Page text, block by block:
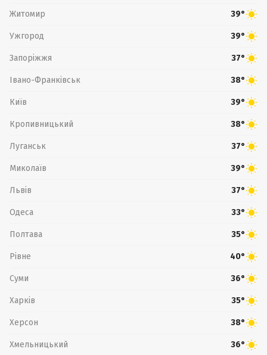
Житомир 39°
Ужгород 39°
Запоріжжя 37°
Івано-Франківськ 38°
Київ 39°
Кропивницький 38°
Луганськ 37°
Миколаїв 39°
Львів 37°
Одеса 33°
Полтава 35°
Рівне 40°
Суми 36°
Харків 35°
Херсон 38°
Хмельницький 36°